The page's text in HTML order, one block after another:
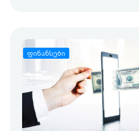
ფინანსები